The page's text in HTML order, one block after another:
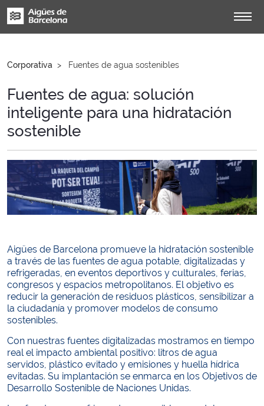
Corporativa Fuentes de agua sostenibles
Fuentes de agua: solución
inteligente para una hidratación
sostenible
Aigües de Barcelona promueve la hidratación sostenible
a través de las fuentes de agua potable, digitalizadas y
refrigeradas, en eventos deportivos y culturales, ferias,
congresos y espacios metropolitanos. El objetivo es
reducir la generación de residuos plásticos, sensibilizar a
la ciudadanía y promover modelos de consumo
sostenibles.
Con nuestras fuentes digitalizadas mostramos en tiempo
real el impacto ambiental positivo: litros de agua
servidos, plástico evitado y emisiones y huella hídrica
evitadas. Su implantación se enmarca en los Objetivos de
Desarrollo Sostenible de Naciones Unidas.